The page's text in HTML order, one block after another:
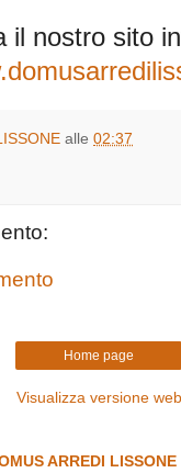
il nostro sito
alle 02:37
Home page
Visualizza versione web
ARREDI LISSONE